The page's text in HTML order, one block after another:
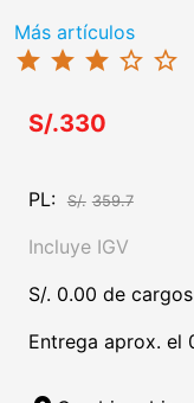
Más artículos
star star star star_border star_border
S/.330
PL: S/. 359.7
Incluye IGV
S/. 0.00 de
Entrega aprox. el